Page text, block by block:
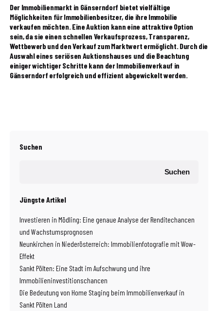
Der Immobilienmarkt in Gänserndorf bietet vielfältige
Möglichkeiten für Immobilienbesitzer, die ihre Immobilie
verkaufen möchten. Eine Auktion kann eine attraktive Option
sein, da sie einen schnellen Verkaufsprozess, Transparenz,
Wettbewerb und den Verkauf zum Marktwert ermöglicht. Durch die
Auswahl eines seriösen Auktionshauses und die Beachtung
einiger wichtiger Schritte kann der Immobilienverkauf in
Gänserndorf erfolgreich und effizient abgewickelt werden.
Suchen
Suchen
Jüngste Artikel
Investieren in Mödling: Eine genaue Analyse der Renditechancen
und Wachstumsprognosen
Neunkirchen in Niederösterreich: Immobilienfotografie mit Wow-
Effekt
Sankt Pölten: Eine Stadt im Aufschwung und ihre
Immobilieninvestitionschancen
Die Bedeutung von Home Staging beim Immobilienverkauf in
Sankt Pölten Land